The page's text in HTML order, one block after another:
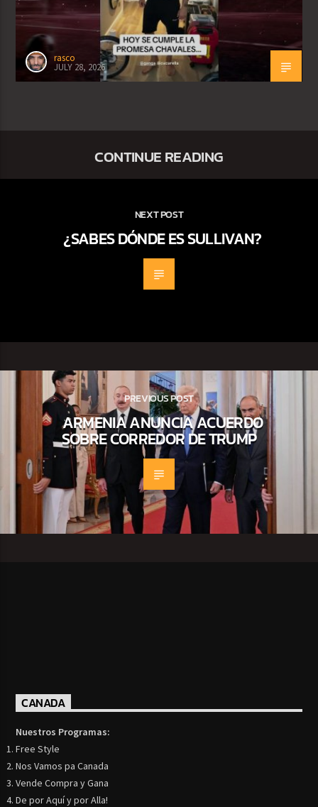
rasco
JULY 28, 2026
CONTINUE READING
NEXT POST
¿SABES DÓNDE ES SULLIVAN?
PREVIOUS POST
ARMENIA ANUNCIA ACUERDO
SOBRE CORREDOR DE TRUMP
CANADA
Nuestros Programas:
Free Style
Nos Vamos pa Canada
Vende Compra y Gana
De por Aquí y por Alla!